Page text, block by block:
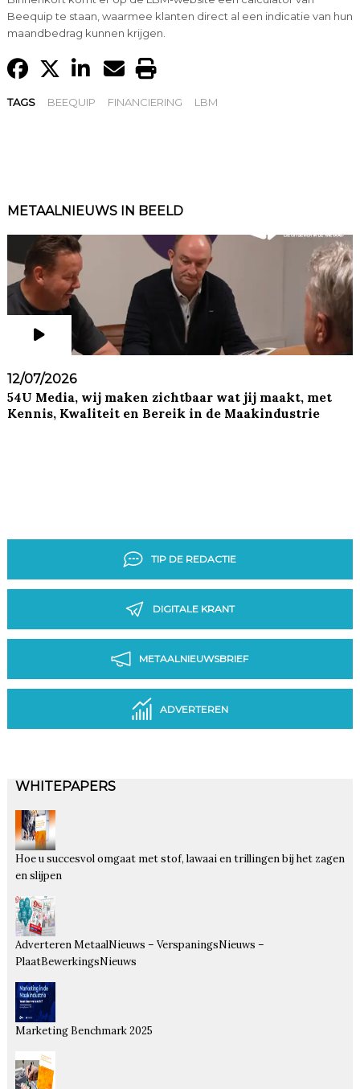
Beequip te staan, waarmee klanten direct al een indicatie van hun
maandbedrag kunnen krijgen.
TAGS BEEQUIP FINANCIERING LBM
METAALNIEUWS IN BEELD
12/07/2026
54U Media, wij maken zichtbaar wat jij maakt, met
Kennis, Kwaliteit en Bereik in de Maakindustrie
TIP DE REDACTIE
DIGITALE KRANT
METAALNIEUWSBRIEF
ADVERTEREN
WHITEPAPERS
Hoe u succesvol omgaat met stof, lawaai en trillingen bij het zagen
en slijpen
Adverteren MetaalNieuws – VerspaningsNieuws –
PlaatBewerkingsNieuws
Marketing Benchmark 2025